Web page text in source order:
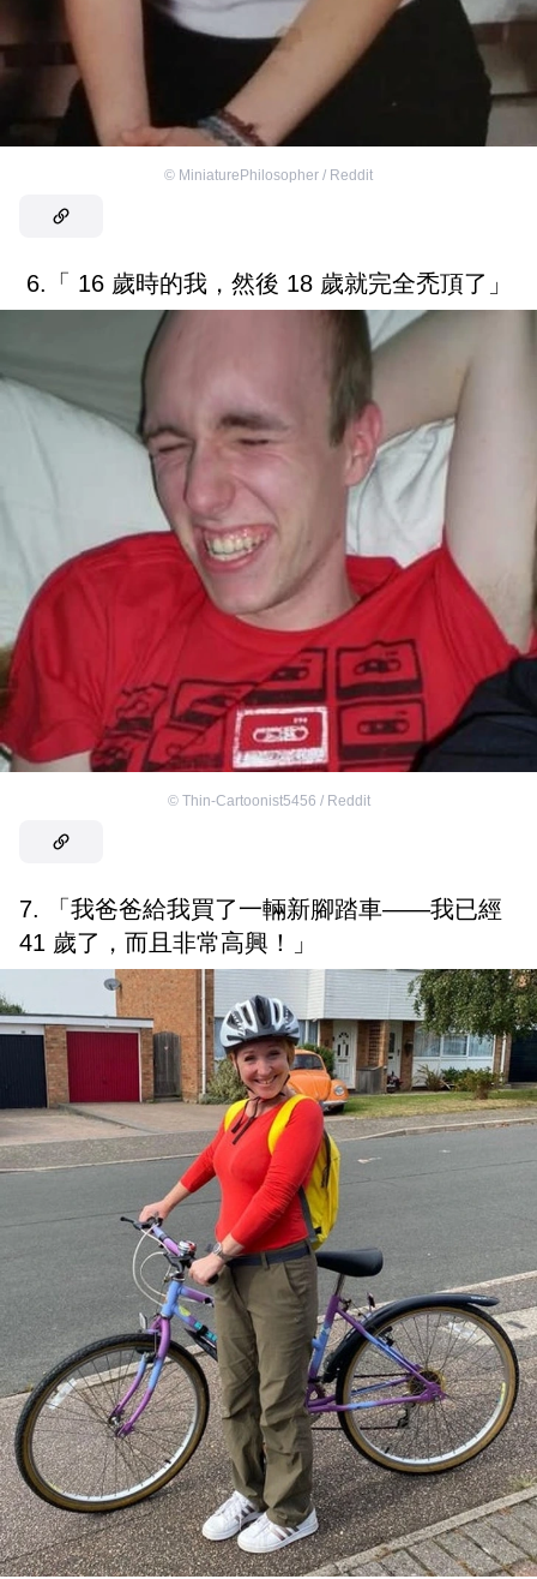
© MiniaturePhilosopher / Reddit
6.「 16 歲時的我，然後 18 歲就完全禿頂了」
© Thin-Cartoonist5456 / Reddit
7. 「我爸爸給我買了一輛新腳踏車——我已經
41 歲了，而且非常高興！」